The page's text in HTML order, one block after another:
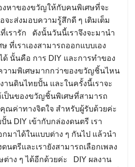
หาของขวัญให้กับคนพิเศษที่จะ
จะส่งมอบความรู้สึกดี ๆ เติมเต็ม
รารัก ดังนั้นวันนี้เราจึงจะมานำ
ที่เราเองสามารถออกแบบเอง
ด้ นั้นคือ การ DIY และการทำของ
ามพิเศษมากกว่าของขวัญชิ้นไหน
านดินไทยปั้น และในครั้งนี้เราจะ
ป็นของขวัญชิ้นพิเศษที่สามารถ
ณค่าทางจิตใจ สำหรับผู้รับด้วยค่ะ
น DIY เข้ากับกล่องดนตรี เรา
มาได้ในแบบต่าง ๆ กันไป แล้วนำ
นตรีและเรายังสามารถเลือกเพลง
ต่าง ๆ ได้อีกด้วยค่ะ DIY ผลงาน